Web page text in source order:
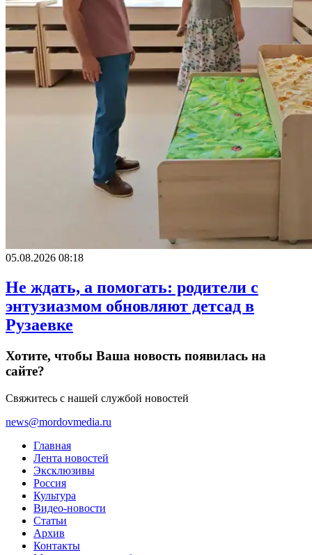
05.08.2026 08:18
Не ждать, а помогать: родители с
энтузиазмом обновляют детсад в
Рузаевке
Хотите, чтобы Ваша новость появилась на
сайте?
Свяжитесь с нашей службой новостей
news@mordovmedia.ru
Главная
Лента новостей
Эксклюзивы
Россия
Культура
Видео-новости
Статьи
Архив
Контакты